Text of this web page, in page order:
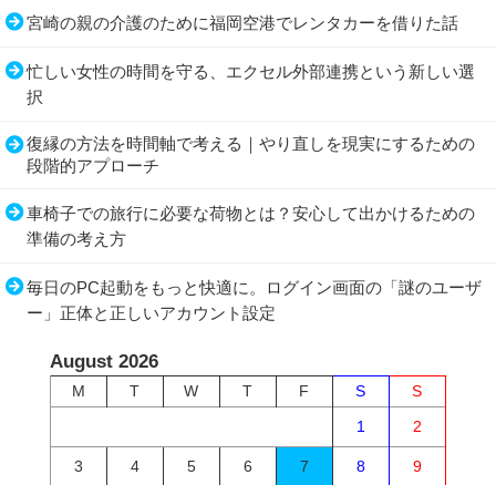
宮崎の親の介護のために福岡空港でレンタカーを借りた話
忙しい女性の時間を守る、エクセル外部連携という新しい選
択
復縁の方法を時間軸で考える｜やり直しを現実にするための
段階的アプローチ
車椅子での旅行に必要な荷物とは？安心して出かけるための
準備の考え方
毎日のPC起動をもっと快適に。ログイン画面の「謎のユーザ
ー」正体と正しいアカウント設定
August 2026
M T W T F S
S
1
2
3 4 5 6 7 8 9